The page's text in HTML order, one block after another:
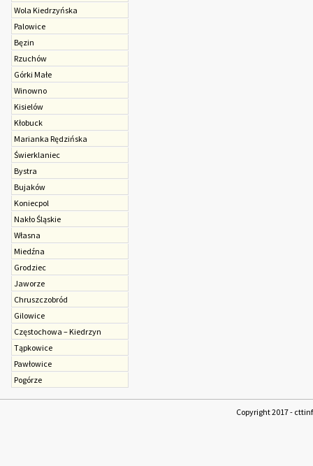
Wola Kiedrzyńska
Palowice
Bęzin
Rzuchów
Górki Małe
Winowno
Kisielów
Kłobuck
Marianka Rędzińska
Świerklaniec
Bystra
Bujaków
Koniecpol
Nakło Śląskie
Własna
Miedźna
Grodziec
Jaworze
Chruszczobród
Gilowice
Częstochowa – Kiedrzyn
Tąpkowice
Pawłowice
Pogórze
Copyright 2017 -